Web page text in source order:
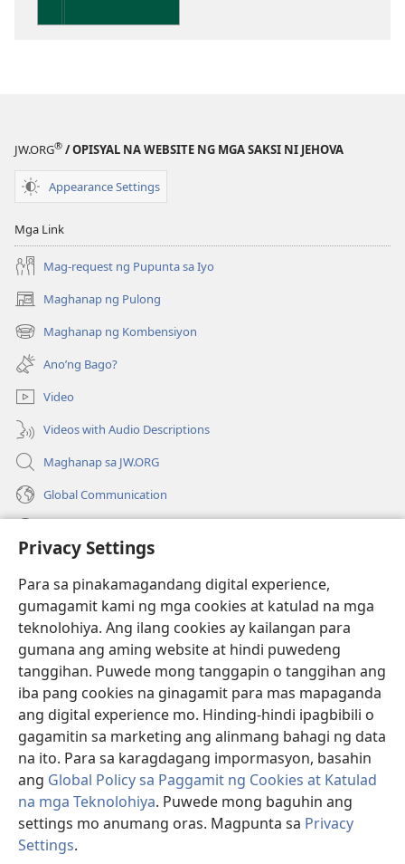
Privacy Settings
Para sa pinakamagandang digital experience,
gumagamit kami ng mga cookies at katulad na mga
teknolohiya. Ang ilang cookies ay kailangan para
gumana ang aming website at hindi puwedeng
tanggihan. Puwede mong tanggapin o tanggihan ang
iba pang cookies na ginagamit para mas mapaganda
ang digital experience mo. Hinding-hindi ipagbibili o
gagamitin sa marketing ang alinmang bahagi ng data
na ito. Para sa karagdagang impormasyon, basahin
ang Global Policy sa Paggamit ng Cookies at Katulad
na mga Teknolohiya. Puwede mong baguhin ang
settings mo anumang oras. Magpunta sa Privacy
Settings.
JW.ORG® / OPISYAL NA WEBSITE NG MGA SAKSI NI JEHOVA
Appearance Settings
Mga Link
Mag-request ng Pupunta sa Iyo
Maghanap ng Pulong
(may
bubukas
na
bagong
window)
Maghanap ng Kombensiyon
(may
bubukas
na
bagong
window)
Ano’ng Bago?
Video
Videos with Audio Descriptions
Maghanap sa JW.ORG
Global Communication
(may
na
bagong
window)
Watchtower ONLINE LIBRARY™
(may
bubukas
na
bagong
window)
JW Hub ®
(may
bubukas
bagong
window)
JW Library ®
Watchtower Library®
Copyright
KASUNDUAN SA PAGGAMIT